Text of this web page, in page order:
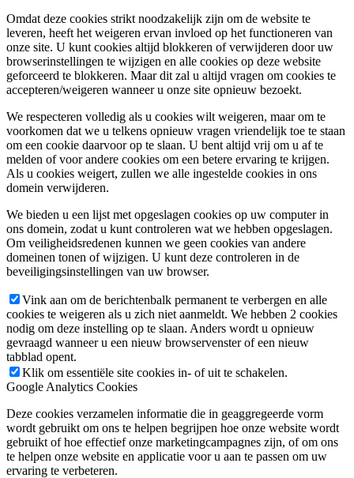
Omdat deze cookies strikt noodzakelijk zijn om de website te
leveren, heeft het weigeren ervan invloed op het functioneren van
onze site. U kunt cookies altijd blokkeren of verwijderen door uw
browserinstellingen te wijzigen en alle cookies op deze website
geforceerd te blokkeren. Maar dit zal u altijd vragen om cookies te
accepteren/weigeren wanneer u onze site opnieuw bezoekt.
We respecteren volledig als u cookies wilt weigeren, maar om te
voorkomen dat we u telkens opnieuw vragen vriendelijk toe te staan
om een cookie daarvoor op te slaan. U bent altijd vrij om u af te
melden of voor andere cookies om een betere ervaring te krijgen.
Als u cookies weigert, zullen we alle ingestelde cookies in ons
domein verwijderen.
We bieden u een lijst met opgeslagen cookies op uw computer in
ons domein, zodat u kunt controleren wat we hebben opgeslagen.
Om veiligheidsredenen kunnen we geen cookies van andere
domeinen tonen of wijzigen. U kunt deze controleren in de
beveiligingsinstellingen van uw browser.
Vink aan om de berichtenbalk permanent te verbergen en alle
cookies te weigeren als u zich niet aanmeldt. We hebben 2 cookies
nodig om deze instelling op te slaan. Anders wordt u opnieuw
gevraagd wanneer u een nieuw browservenster of een nieuw
tabblad opent.
Klik om essentiële site cookies in- of uit te schakelen.
Google Analytics Cookies
Deze cookies verzamelen informatie die in geaggregeerde vorm
wordt gebruikt om ons te helpen begrijpen hoe onze website wordt
gebruikt of hoe effectief onze marketingcampagnes zijn, of om ons
te helpen onze website en applicatie voor u aan te passen om uw
ervaring te verbeteren.